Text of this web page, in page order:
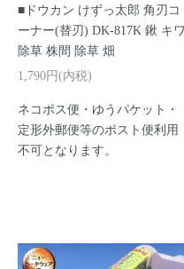
■ドウカン けずっ太郎 角刃コ
ーナー(替刃) DK-817K 鍬 キワ
除草 株間 除草 畑
1,790円(内税)
ネコポス便・ゆうパケット・
定形外郵便等のポスト便利用
不可となります。